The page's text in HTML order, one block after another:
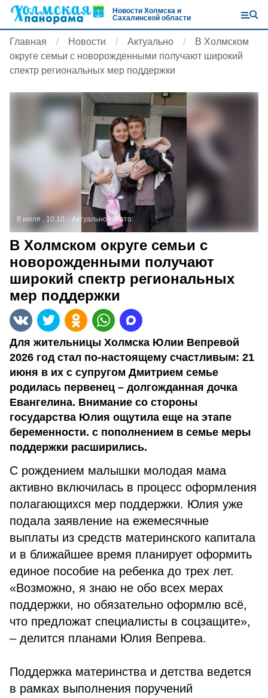
Новости Холмска и
Сахалинской области
Главная Новости Актуально
В Холмском
округе семьи с новорожденными получают широкий
спектр региональных мер поддержки
8 июля , 10:10 Актуально Фото:
В Холмском округе семьи с
новорожденными получают
широкий спектр региональных
мер поддержки
Для жительницы Холмска Юлии Вепревой
2026 год стал по-настоящему счастливым: 21
июня в их с супругом Дмитрием семье
родилась первенец – долгожданная дочка
Евангелина. Внимание со стороны
государства Юлия ощутила еще на этапе
беременности. с пополнением в семье меры
поддержки расширились.
С рождением малышки молодая мама
активно включилась в процесс оформления
полагающихся мер поддержки. Юлия уже
подала заявление на ежемесячные
выплаты из средств материнского капитала
и в ближайшее время планирует оформить
единое пособие на ребенка до трех лет.
«Возможно, я знаю не обо всех мерах
поддержки, но обязательно оформлю всё,
что предложат специалисты в соцзащите»,
– делится планами Юлия Вепрева.
Поддержка материнства и детства ведется
в рамках выполнения поручений